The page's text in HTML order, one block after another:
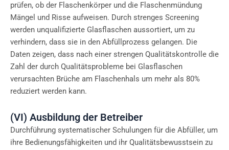
prüfen, ob der Flaschenkörper und die Flaschenmündung
Mängel und Risse aufweisen. Durch strenges Screening
werden unqualifizierte Glasflaschen aussortiert, um zu
verhindern, dass sie in den Abfüllprozess gelangen. Die
Daten zeigen, dass nach einer strengen Qualitätskontrolle die
Zahl der durch Qualitätsprobleme bei Glasflaschen
verursachten Brüche am Flaschenhals um mehr als 80%
reduziert werden kann.
(VI) Ausbildung der Betreiber
Durchführung systematischer Schulungen für die Abfüller, um
ihre Bedienungsfähigkeiten und ihr Qualitätsbewusstsein zu